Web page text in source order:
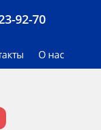
92-70
О нас